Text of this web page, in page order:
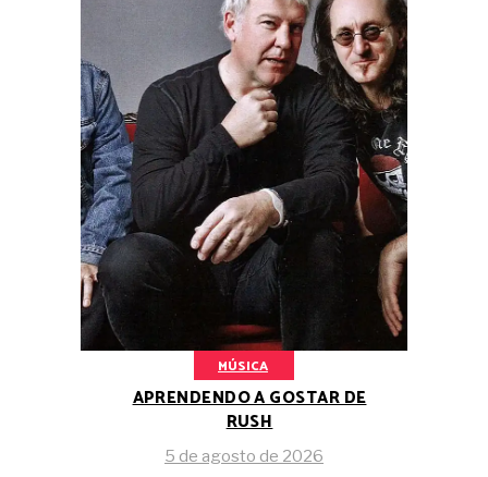
MÚSICA
APRENDENDO A GOSTAR DE
RUSH
5 de agosto de 2026